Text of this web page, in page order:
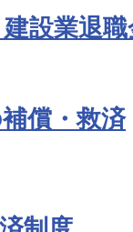
設業退
償・救済